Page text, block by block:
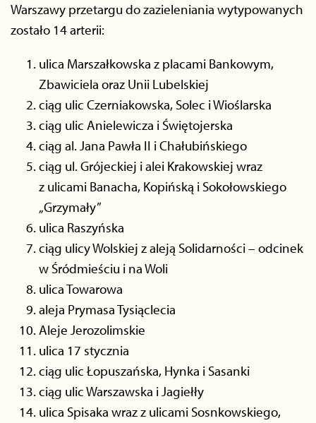
Warszawy przetargu do zazieleniania wytypowanych
zostało 14 arterii:
ulica Marszałkowska z placami Bankowym,
Zbawiciela oraz Unii Lubelskiej
ciąg ulic Czerniakowska, Solec i Wioślarska
ciąg ulic Anielewicza i Świętojerska
ciąg al. Jana Pawła II i Chałubińskiego
ciąg ul. Grójeckiej i alei Krakowskiej wraz
z ulicami Banacha, Kopińską i Sokołowskiego
„Grzymały”
ulica Raszyńska
ciąg ulicy Wolskiej z aleją Solidarności – odcinek
w Śródmieściu i na Woli
ulica Towarowa
aleja Prymasa Tysiąclecia
Aleje Jerozolimskie
ulica 17 stycznia
ciąg ulic Łopuszańska, Hynka i Sasanki
ciąg ulic Warszawska i Jagiełły
ulica Spisaka wraz z ulicami Sosnkowskiego,